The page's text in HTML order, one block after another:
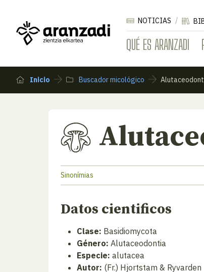
QUÉ ES ARANZADI
NOTICIAS
Inicio Buscador micológico
Sinonímias
Datos cientificos
Clase: Basidiomycota
Género: Alutaceodontia
Especie: alutacea
Autor: (Fr.) Hjortstam & Ryvarden